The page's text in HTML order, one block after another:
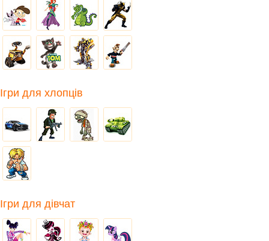
Ігри для хлопців
Ігри для дівчат